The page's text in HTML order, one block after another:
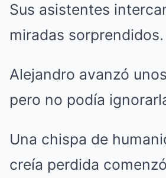
Sus asistentes
miradas sorprendidos.
Alejandro avanzó
pero no podía
Una chispa de
creía perdida